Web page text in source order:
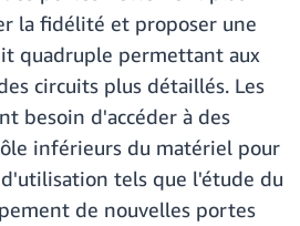
la fidélité et proposer une
quadruple permettant aux
circuits plus détaillés. Les
besoin d'accéder à des
inférieurs du matériel pour
tels que l'étude du
de nouvelles portes